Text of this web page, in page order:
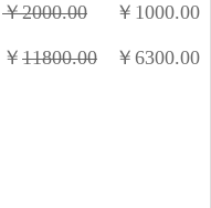
￥2000.00 ￥ 1000.00
￥ 11800.00 ￥ 6300.00